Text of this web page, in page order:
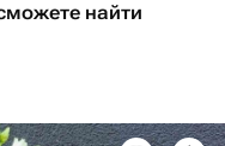
найти